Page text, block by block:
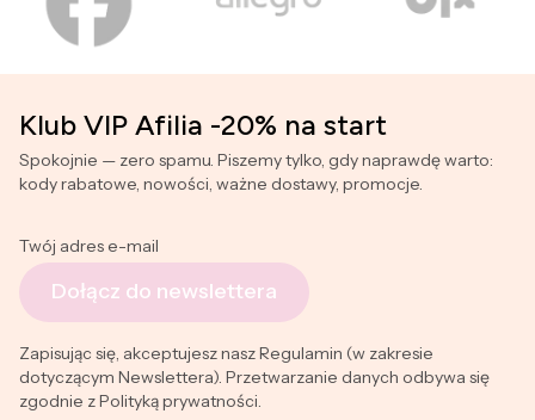
Klub VIP Afilia -20% na start
Spokojnie — zero spamu. Piszemy tylko, gdy naprawdę warto:
kody rabatowe, nowości, ważne dostawy, promocje.
Twój adres e-mail
Dołącz do newslettera
Zapisując się, akceptujesz nasz Regulamin (w zakresie
dotyczącym Newslettera). Przetwarzanie danych odbywa się
zgodnie z Polityką prywatności.